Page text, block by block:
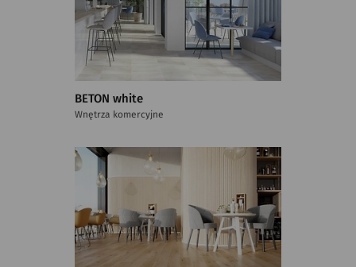
BETON white
Wnętrza komercyjne